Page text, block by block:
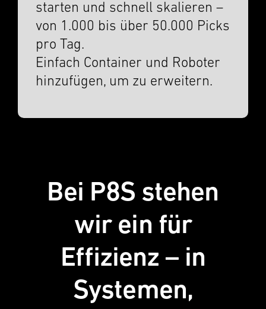
starten und schnell skalieren –
von 1.000 bis über 50.000 Picks
pro Tag.
Einfach Container und Roboter
hinzufü­gen, um zu erweit­ern.
Bei P8S stehen
wir ein für
Effizienz – in
Systemen,